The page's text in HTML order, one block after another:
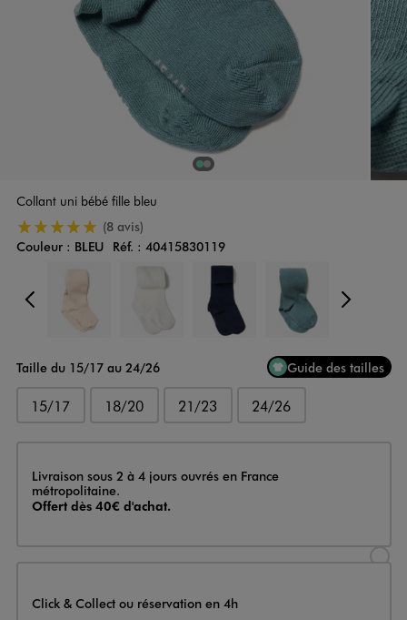
1Sur 2
2 Sur 2
Collant uni bébé fille bleu
5/5 de moyenne(8 avis)
Couleur
Couleur : BLEU Réf. : 40415830119
Choisissez votre Couleur
Précédent
Taille du 15/17 au 24/26 Guide des tailles
15/17 18/20 21/23 24/26
Livraison
Livraison sous 2 à 4 jours ouvrés en France
métropolitaine.
Offert dès 40€ d'achat.
Click & Collect ou réservation en 4h